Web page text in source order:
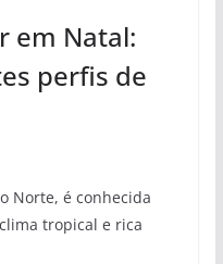
em Natal:
perfis de
Norte, é conhecida
tropical e rica